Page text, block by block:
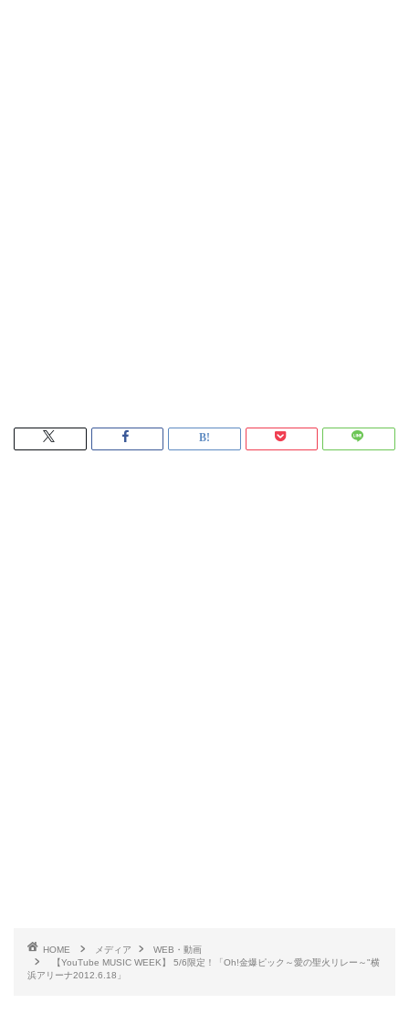
HOME メディア
WEB・動画
【YouTube MUSIC WEEK】 5/6限定！「Oh!金爆ピック～愛の聖火リレー～"横
浜アリーナ2012.6.18」